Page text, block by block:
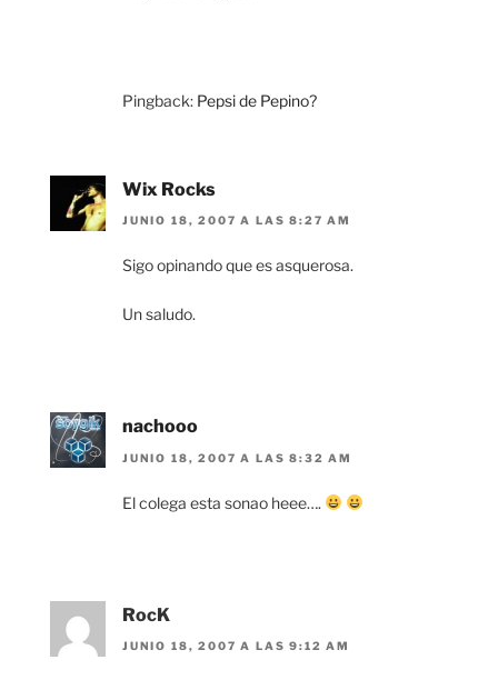
Pingback: Pepsi de Pepino?
Wix Rocks
JUNIO 18, 2007 A LAS 8:27 AM
Sigo opinando que es asquerosa.
Un saludo.
nachooo
JUNIO 18, 2007 A LAS 8:32 AM
El colega esta sonao heee….
RocK
JUNIO 18, 2007 A LAS 9:12 AM